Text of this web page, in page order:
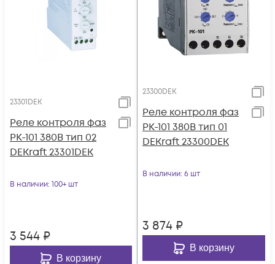
23301DEK
Реле контроля фаз
РК-101 380В тип 02
DEKraft 23301DEK
В наличии: 100+ шт
3 544 ₽
В корзину
23300DEK
Реле контроля фаз
РК-101 380В тип 01
DEKraft 23300DEK
В наличии: 6 шт
3 874 ₽
В корзину